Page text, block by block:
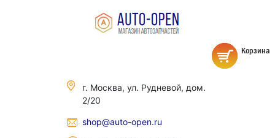
г. Москва, ул. Рудневой, дом.
2/20
shop@auto-open.ru
Корзина